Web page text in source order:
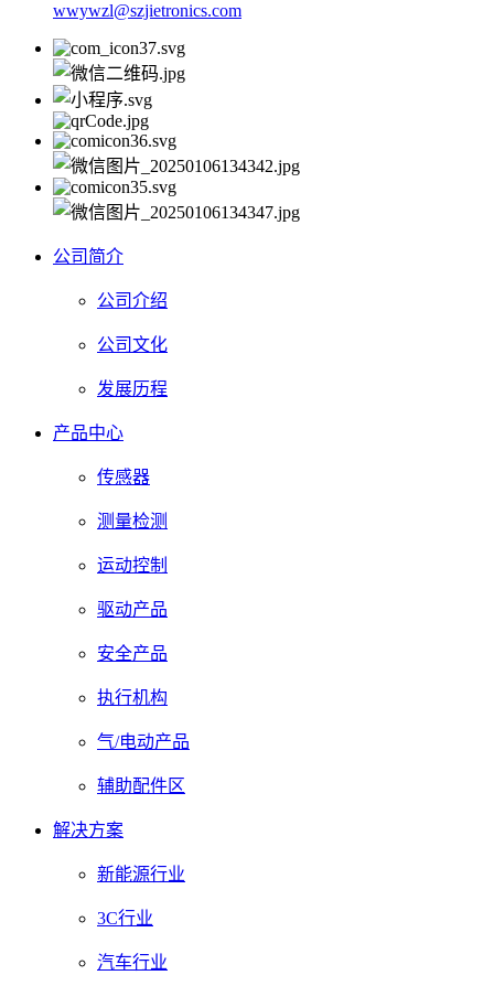
wwywzl@szjietronics.com
公司简介
公司介绍
公司文化
发展历程
产品中心
传感器
测量检测
运动控制
驱动产品
安全产品
执行机构
气/电动产品
辅助配件区
解决方案
新能源行业
3C行业
汽车行业